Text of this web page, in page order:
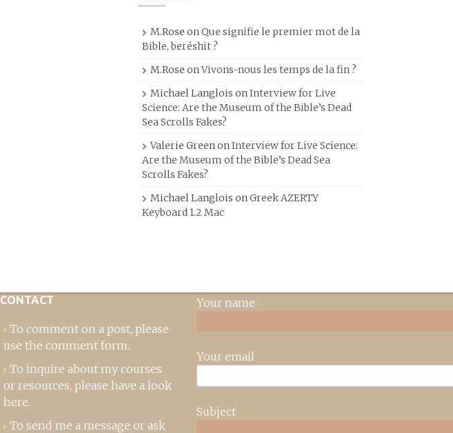
M.Rose onQue signifie le premier mot de la
Bible, beréshit ?
M.Rose onVivons-nous les temps de la fin ?
Michael Langlois onInterview for Live
Science: Are the Museum of the Bible’s Dead
Sea Scrolls Fakes?
Valerie GreenonInterview for Live Science:
Are the Museum of the Bible’s Dead Sea
Scrolls Fakes?
Michael Langlois onGreek AZERTY
Keyboard 1.2 Mac
CONTACT
To comment on a post, please
use the comment form..
To inquire about my courses
or resources, please have a look
here.
To send me a message or ask
Your name
Your email
Subject